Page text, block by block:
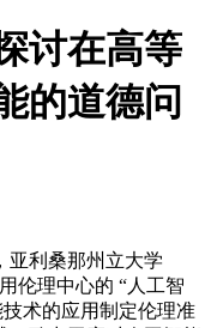
讨在高等
的道德问
亚利桑那州立大学
伦理中心的 “人工智
术的应用制定伦理准